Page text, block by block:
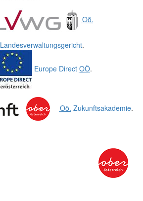
Oö.
Landesverwaltungsgericht.
Europe Direct OÖ.
Oö. Zukunftsakademie.